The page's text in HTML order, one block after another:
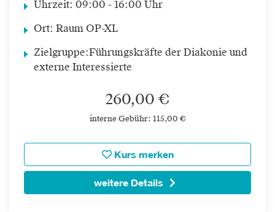
Uhrzeit: 09:00 - 16:00 Uhr
Ort: Raum OP-XL
Zielgruppe:Führungskräfte der Diakonie und
externe Interessierte
260,00 €
interne Gebühr: 115,00 €
Kurs merken
weitere Details